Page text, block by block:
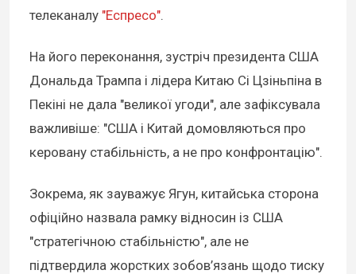
телеканалу "Еспресо".
На його переконання, зустріч президента США
Дональда Трампа і лідера Китаю Сі Цзіньпіна в
Пекіні не дала "великої угоди", але зафіксувала
важливіше: "США і Китай домовляються про
керовану стабільність, а не про конфронтацію".
Зокрема, як зауважує Ягун, китайська сторона
офіційно назвала рамку відносин із США
"стратегічною стабільністю", але не
підтвердила жорстких зобов’язань щодо тиску